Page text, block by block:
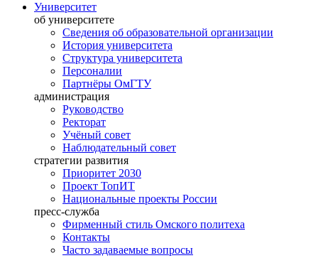
Университет
об университете
Сведения об образовательной организации
История университета
Структура университета
Персоналии
Партнёры ОмГТУ
администрация
Руководство
Ректорат
Учёный совет
Наблюдательный совет
стратегии развития
Приоритет 2030
Проект ТопИТ
Национальные проекты России
пресс-служба
Фирменный стиль Омского политеха
Контакты
Часто задаваемые вопросы